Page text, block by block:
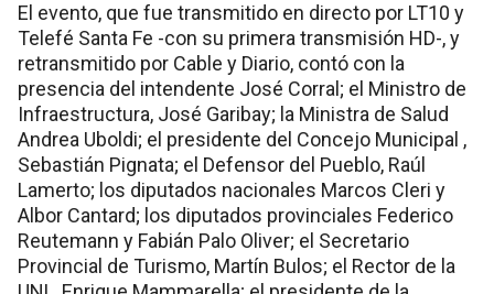
El evento, que fue transmitido en directo por LT10 y
Telefé Santa Fe -con su primera transmisión HD-, y
retransmitido por Cable y Diario, contó con la
presencia del intendente José Corral; el Ministro de
Infraestructura, José Garibay; la Ministra de Salud
Andrea Uboldi; el presidente del Concejo Municipal ,
Sebastián Pignata; el Defensor del Pueblo, Raúl
Lamerto; los diputados nacionales Marcos Cleri y
Albor Cantard; los diputados provinciales Federico
Reutemann y Fabián Palo Oliver; el Secretario
Provincial de Turismo, Martín Bulos; el Rector de la